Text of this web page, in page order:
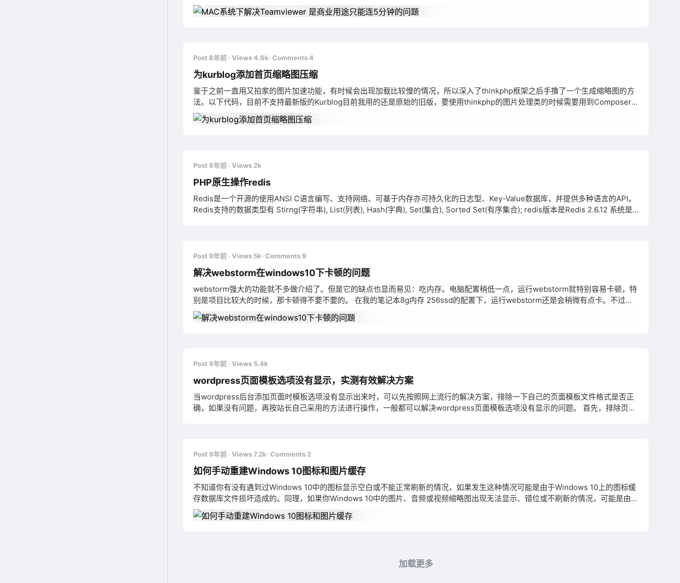
发现原来是安装过商业版之后，teamview的id就会被判断为商业用途的噩梦。 后来百般波折终于找到了原因，Windows的话需要用
清理软件的工具清理
Post 8年前 · Views 4.6k· Comments 4
为kurblog添加首页缩略图压缩
鉴于之前一直用又拍家的图片加速功能，有时候会出现加载比较慢的情况，所以深入了thinkphp框架之后手撸了一个生成缩略图的方
法。以下代码，目前不支持最新版的Kurblog目前我用的还是原始的旧版，要使用thinkphp的图片处理类的时候需要用到Composer
来下载类库，下面也贴一下Composer的安装方法，鉴于很久之前遇到过的问题，原来都是瞎折腾。 public function
Post 8年前 · Views 2k
PHP原生操作redis
Redis是一个开源的使用ANSI C语言编写、支持网络、可基于内存亦可持久化的日志型、Key-Value数据库，并提供多种语言的API。
Redis支持的数据类型有 Stirng(字符串), List(列表), Hash(字典), Set(集合), Sorted Set(有序集合); redis版本是Redis 2.6.12 系统是
Post 9年前 · Views 5k· Comments 9
解决webstorm在windows10下卡顿的问题
webstorm强大的功能就不多做介绍了。但是它的缺点也显而易见：吃内存。电脑配置稍低一点，运行webstorm就特别容易卡顿，特
别是项目比较大的时候，那卡顿得不要不要的。 在我的笔记本8g内存 256ssd的配置下，运行webstorm还是会稍微有点卡。不过可
以通过设置 内存值大小来解决。
Post 9年前 · Views 5.4k
wordpress页面模板选项没有显示，实测有效解决方案
当wordpress后台添加页面时模板选项没有显示出来时，可以先按照网上流行的解决方案，排除一下自己的页面模板文件格式是否正
确，如果没有问题，再按站长自己采用的方法进行操作，一般都可以解决wordpress页面模板选项没有显示的问题。 首先，排除页面
Post 9年前 · Views 7.2k· Comments 2
如何手动重建Windows 10图标和图片缓存
不知道你有没有遇到过Windows 10中的图标显示空白或不能正常刷新的情况，如果发生这种情况可能是由于Windows 10上的图标缓
存数据库文件损坏造成的。同理，如果你Windows 10中的图片、音频或视频缩略图出现无法显示、错位或不刷新的情况，可能是由缩
略图缓存数据库文件损坏造成。如果你遇到以上情况，则需要删除并更新iconcache.db、thumbcache.db文件以手动重建Windows
加载更多